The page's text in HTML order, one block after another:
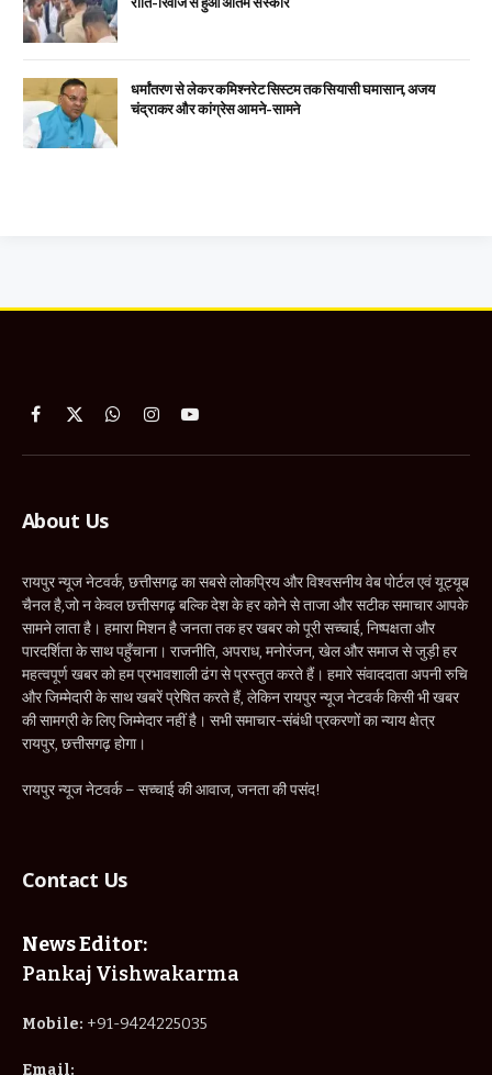
धर्मांतरण से लेकर कमिश्नरेट सिस्टम तक सियासी घमासान, अजय
चंद्राकर और कांग्रेस आमने-सामने
Facebook
X
WhatsApp
InstagramYouTube
About Us
रायपुर न्यूज नेटवर्क, छत्तीसगढ़ का सबसे लोकप्रिय और विश्वसनीय वेब पोर्टल एवं यूट्यूब
चैनल है,जो न केवल छत्तीसगढ़ बल्कि देश के हर कोने से ताजा और सटीक समाचार आपके
सामने लाता है। हमारा मिशन है जनता तक हर खबर को पूरी सच्चाई, निष्पक्षता और
पारदर्शिता के साथ पहुँचाना। राजनीति, अपराध, मनोरंजन, खेल और समाज से जुड़ी हर
महत्वपूर्ण खबर को हम प्रभावशाली ढंग से प्रस्तुत करते हैं। हमारे संवाददाता अपनी रुचि
और जिम्मेदारी के साथ खबरें प्रेषित करते हैं, लेकिन रायपुर न्यूज नेटवर्क किसी भी खबर
की सामग्री के लिए जिम्मेदार नहीं है। सभी समाचार-संबंधी प्रकरणों का न्याय क्षेत्र
रायपुर, छत्तीसगढ़ होगा।
रायपुर न्यूज नेटवर्क – सच्चाई की आवाज, जनता की पसंद!
Contact Us
News Editor:
Pankaj Vishwakarma
Mobile: +91-9424225035
Email: